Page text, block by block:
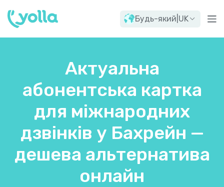
Будь-який UK
Актуальна
абонентська картка
для міжнародних
дзвінків у Бахрейн —
дешева альтернатива
онлайн